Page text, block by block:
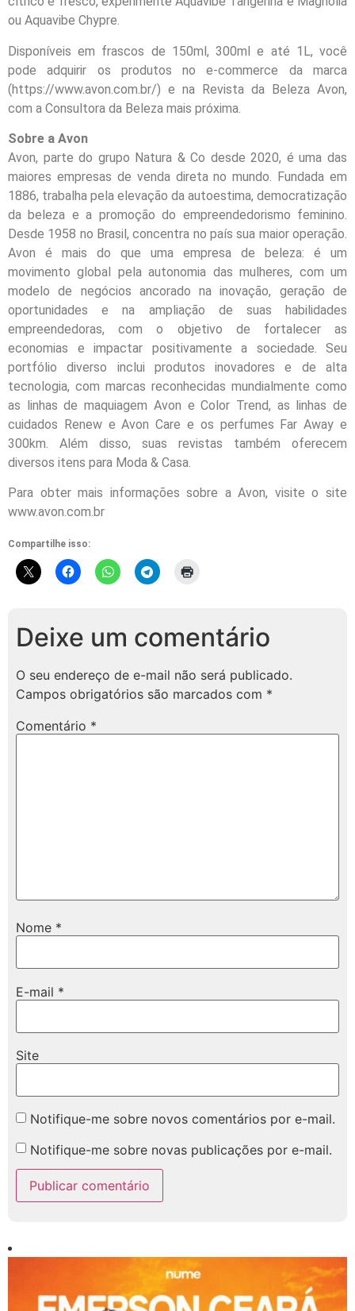
ou Aquavibe Chypre.
Disponíveis em frascos de 150ml, 300ml e até 1L, você
pode adquirir os produtos no e-commerce da marca
(https://www.avon.com.br/) e na Revista da Beleza Avon,
com a Consultora da Beleza mais próxima.
Sobre a Avon
Avon, parte do grupo Natura & Co desde 2020, é uma das
maiores empresas de venda direta no mundo. Fundada em
1886, trabalha pela elevação da autoestima, democratização
da beleza e a promoção do empreendedorismo feminino.
Desde 1958 no Brasil, concentra no país sua maior operação.
Avon é mais do que uma empresa de beleza: é um
movimento global pela autonomia das mulheres, com um
modelo de negócios ancorado na inovação, geração de
oportunidades e na ampliação de suas habilidades
empreendedoras, com o objetivo de fortalecer as
economias e impactar positivamente a sociedade. Seu
portfólio diverso inclui produtos inovadores e de alta
tecnologia, com marcas reconhecidas mundialmente como
as linhas de maquiagem Avon e Color Trend, as linhas de
cuidados Renew e Avon Care e os perfumes Far Away e
300km. Além disso, suas revistas também oferecem
diversos itens para Moda & Casa.
Para obter mais informações sobre a Avon, visite o site
www.avon.com.br
Compartilhe isso:
Deixe um comentário
O seu endereço de e-mail não será publicado.
Campos obrigatórios são marcados com *
Comentário *
Nome *
E-mail *
Site
Notifique-me sobre novos comentários por e-mail.
Notifique-me sobre novas publicações por e-mail.